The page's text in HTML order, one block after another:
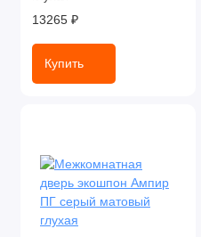
13265 ₽
Купить